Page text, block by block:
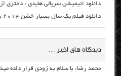
دانلود انیمیشن سریالی هایدی : دختری
دانلود فیلم یک سال بسیار خشن ۲۰۱۴ با دوبله فارسی
دیدگاه های اخیر …
محمد رضا: با سلام به زودی قرار داده